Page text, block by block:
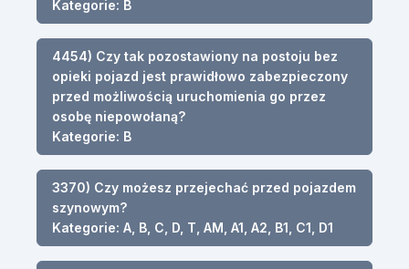
Kategorie: B
4454) Czy tak pozostawiony na postoju bez
opieki pojazd jest prawidłowo zabezpieczony
przed możliwością uruchomienia go przez
osobę niepowołaną?
Kategorie: B
3370) Czy możesz przejechać przed pojazdem
szynowym?
Kategorie: A, B, C, D, T, AM, A1, A2, B1, C1, D1